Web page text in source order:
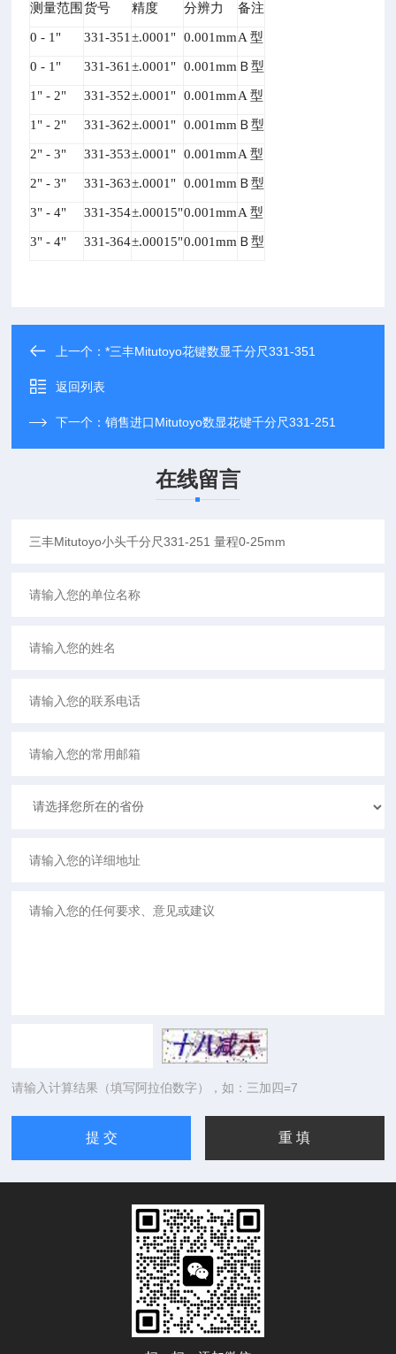
测量范围 货号 精度 分辨力 备注
0 - 1" 331-351 ±.0001" 0.001mmA型
0 - 1" 331-361 ±.0001" 0.001mm Ｂ型
1" - 2" 331-352±.0001" 0.001mmA型
1" - 2" 331-362±.0001" 0.001mm Ｂ型
2" - 3" 331-353±.0001" 0.001mmA型
2" - 3" 331-363±.0001" 0.001mm Ｂ型
3" - 4" 331-354±.00015"0.001mmA型
3" - 4" 331-364±.00015"0.001mm Ｂ型
上一个：*三丰Mitutoyo花键数显千分尺331-351
返回列表
下一个：销售进口Mitutoyo数显花键千分尺331-251
在线留言
请输入计算结果（填写阿拉伯数字），如：三加四=7